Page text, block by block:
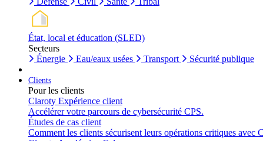
État, local et éducation (SLED)
Secteurs
Énergie
Eau/eaux usées Transport Sécurité publique
Clients
Pour les clients
Claroty Expérience client
Accélérer votre parcours de cybersécurité CPS.
Études de cas client
Comment les clients sécurisent leurs opérations critiques avec